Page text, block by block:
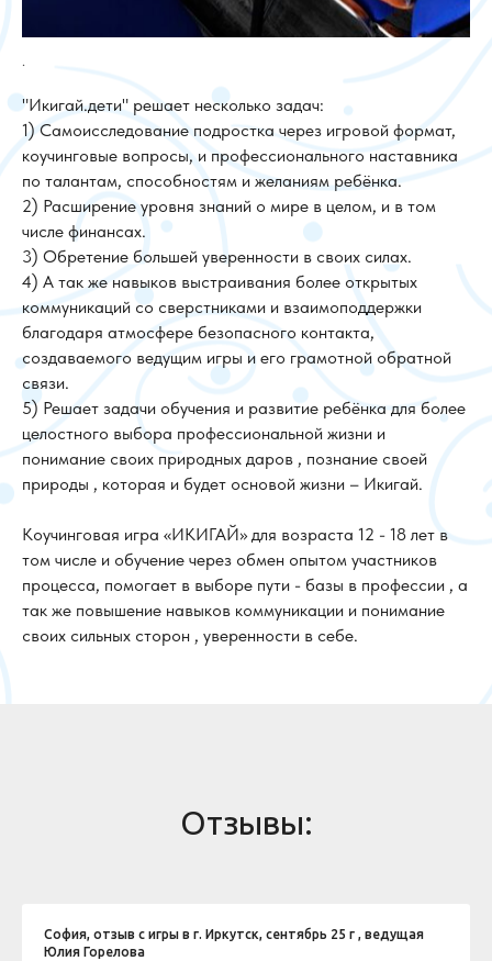
.
"Икигай.дети" решает несколько задач:
1) Самоисследование подростка через игровой формат,
коучинговые вопросы, и профессионального наставника
по талантам, способностям и желаниям ребёнка.
2) Расширение уровня знаний о мире в целом, и в том
числе финансах.
3) Обретение большей уверенности в своих силах.
4) А так же навыков выстраивания более открытых
коммуникаций со сверстниками и взаимоподдержки
благодаря атмосфере безопасного контакта,
создаваемого ведущим игры и его грамотной обратной
связи.
5) Решает задачи обучения и развитие ребёнка для более
целостного выбора профессиональной жизни и
понимание своих природных даров , познание своей
природы , которая и будет основой жизни – Икигай.
Коучинговая игра «ИКИГАЙ» для возраста 12 - 18 лет в
том числе и обучение через обмен опытом участников
процесса, помогает в выборе пути - базы в профессии , а
так же повышение навыков коммуникации и понимание
своих сильных сторон , уверенности в себе.
Отзывы:
София, отзыв с игры в г. Иркутск, сентябрь 25 г , ведущая
Юлия Горелова